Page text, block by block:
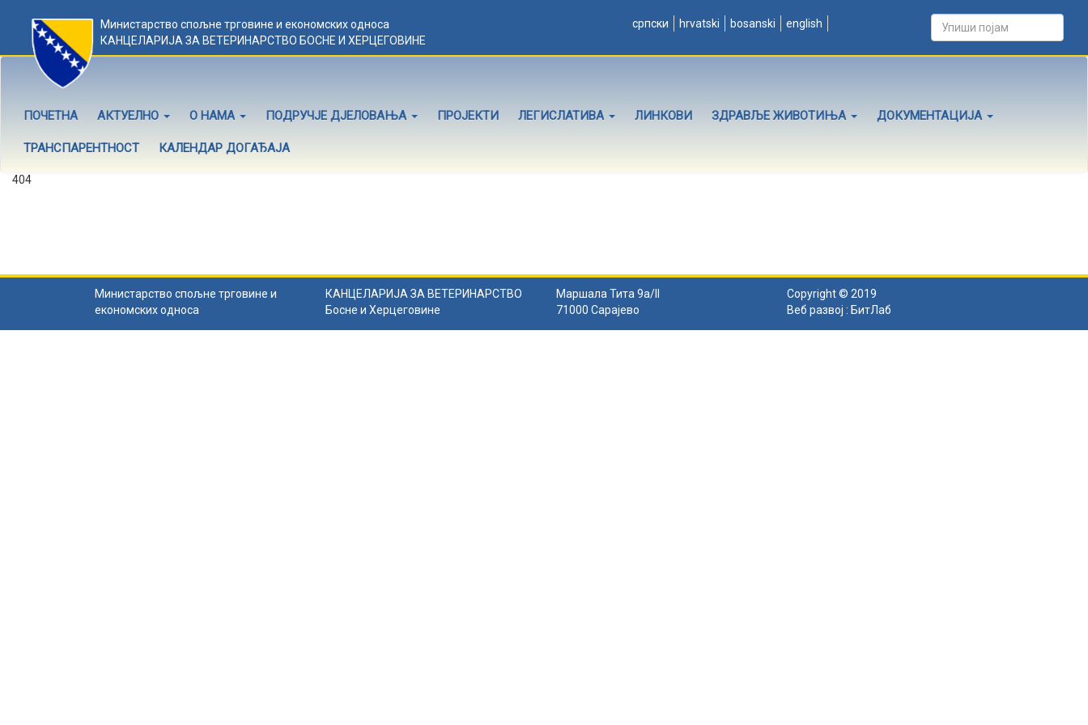
Министарство спољне трговине и економских односа
КАНЦЕЛАРИЈА ЗА ВЕТЕРИНАРСТВО БОСНЕ И ХЕРЦЕГОВИНЕ
српски hrvatski bosanski english
ПОЧЕТНА АКТУЕЛНО О НАМА ПОДРУЧЈЕ ДЈЕЛОВАЊА ПРОЈЕКТИ ЛЕГИСЛАТИВА ЛИНКОВИ ЗДРАВЉЕ ЖИВОТИЊА ДОКУМЕНТАЦИЈА
ТРАНСПАРЕНТНОСТ КАЛЕНДАР ДОГАЂАЈА
404
Министарство спољне трговине и
економских односа
КАНЦЕЛАРИЈА ЗА ВЕТЕРИНАРСТВО
Босне и Херцеговине
Маршала Тита 9а/II
71000 Сарајево
Copyright © 2019
Веб развој : БитЛаб